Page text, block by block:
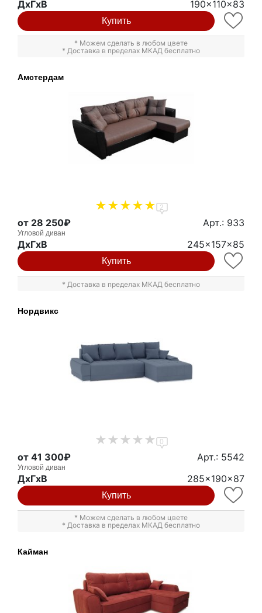
ДxГxВ 190x110x83
Купить
* Можем сделать в любом цвете
* Доставка в пределах МКАД бесплатно
Амстердам
2
от 28 250₽ Арт.: 933
Угловой диван
ДxГxВ 245x157x85
Купить
* Доставка в пределах МКАД бесплатно
Нордвикс
0
от 41 300₽ Арт.: 5542
Угловой диван
ДxГxВ 285x190x87
Купить
* Можем сделать в любом цвете
* Доставка в пределах МКАД бесплатно
Кайман